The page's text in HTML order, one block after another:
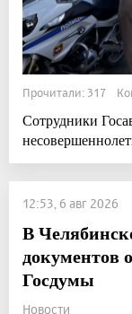
Прочитали: 317
Сотрудники
12:53, 6 авг 2026
В
документов
Госдумы
Новости